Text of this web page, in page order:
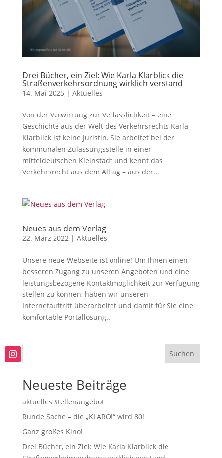
Drei Bücher, ein Ziel: Wie Karla Klarblick die
Straßenverkehrsordnung wirklich verstand
14. Mai 2025 | Aktuelles
Von der Verwirrung zur Verlässlichkeit – eine
Geschichte aus der Welt des Verkehrsrechts Karla
Klarblick ist keine Juristin. Sie arbeitet bei der
kommunalen Zulassungsstelle in einer
mitteldeutschen Kleinstadt und kennt das
Verkehrsrecht aus dem Alltag – aus der...
Neues aus dem Verlag
22. März 2022 | Aktuelles
Unsere neue Webseite ist online! Um Ihnen einen
besseren Zugang zu unseren Angeboten und eine
leistungsbezogene Kontaktmöglichkeit zur Verfügung
stellen zu können, haben wir unseren
Internetauftritt überarbeitet und damit für Sie eine
komfortable Portallösung...
Suchen
Neueste Beiträge
aktuelles Stellenangebot
Runde Sache – die „KLARO!“ wird 80!
Ganz großes Kino!
Drei Bücher, ein Ziel: Wie Karla Klarblick die